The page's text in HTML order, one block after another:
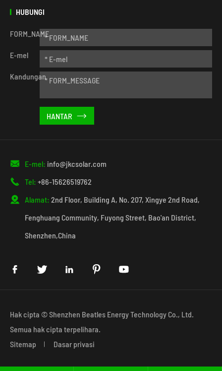
HUBUNGI
FORM_NAME
E-mel
Kandungan

 E-mel: info@jkcsolar.com
 Tel: +86-15626519762
 Alamat: 2nd Floor, Building A, No. 207, Xingye 2nd Road,
Fenghuang Community, Fuyong Street, Bao'an District,
Shenzhen,China
    
Hak cipta © Shenzhen Beatles Energy Technology Co., Ltd.
Semua hak cipta terpelihara.
Sitemap
Dasar privasi